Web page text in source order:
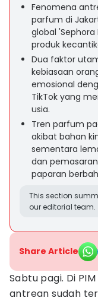
Fenomena
parfum di
global 'Sephora
produk
Dua faktor
kebiasaan
emosional
TikTok yang
usia.
Tren parfum
akibat bahan
sementara
dan
paparan
This section
our editorial team.
Share Article
Sabtu pagi. Di
antrean sudah